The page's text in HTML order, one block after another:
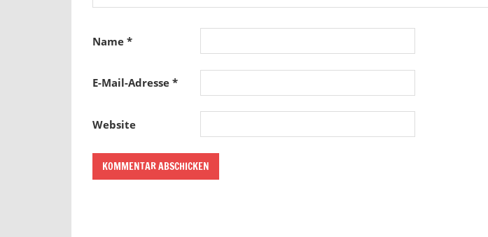
Name *
E-Mail-Adresse *
Website